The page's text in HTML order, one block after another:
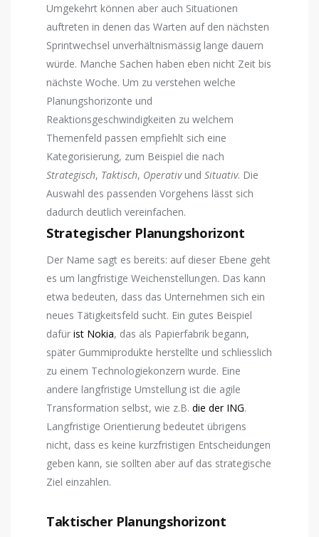
Umgekehrt können aber auch Situationen
auftreten in denen das Warten auf den nächsten
Sprintwechsel unverhältnismässig lange dauern
würde. Manche Sachen haben eben nicht Zeit bis
nächste Woche. Um zu verstehen welche
Planungshorizonte und
Reaktionsgeschwindigkeiten zu welchem
Themenfeld passen empfiehlt sich eine
Kategorisierung, zum Beispiel die nach
Strategisch, Taktisch, Operativund Situativ. Die
Auswahl des passenden Vorgehens lässt sich
dadurch deutlich vereinfachen.
Strategischer Planungshorizont
Der Name sagt es bereits: auf dieser Ebene geht
es um langfristige Weichenstellungen. Das kann
etwa bedeuten, dass das Unternehmen sich ein
neues Tätigkeitsfeld sucht. Ein gutes Beispiel
dafür ist Nokia, das als Papierfabrik begann,
später Gummiprodukte herstellte und schliesslich
zu einem Technologiekonzern wurde. Eine
andere langfristige Umstellung ist die agile
Transformation selbst, wie z.B. die der ING.
Langfristige Orientierung bedeutet übrigens
nicht, dass es keine kurzfristigen Entscheidungen
geben kann, sie sollten aber auf das strategische
Ziel einzahlen.
Taktischer Planungshorizont